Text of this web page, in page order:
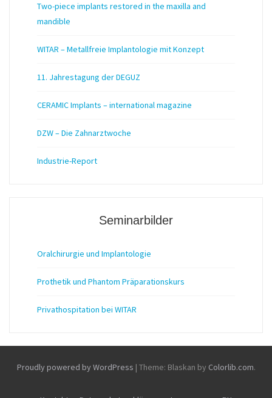
Two-piece implants restored in the maxilla and
mandible
WITAR – Metallfreie Implantologie mit Konzept
11. Jahrestagung der DEGUZ
CERAMIC Implants – international magazine
DZW – Die Zahnarztwoche
Industrie-Report
Seminarbilder
Oralchirurgie und Implantologie
Prothetik und Phantom Präparationskurs
Privathospitation bei WITAR
Proudly powered by WordPress | Theme: Blaskan by Colorlib.com.